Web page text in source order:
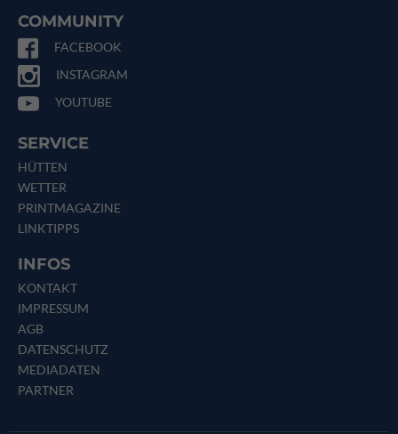
COMMUNITY
FACEBOOK
INSTAGRAM
YOUTUBE
SERVICE
HÜTTEN
WETTER
PRINTMAGAZINE
LINKTIPPS
INFOS
KONTAKT
IMPRESSUM
AGB
DATENSCHUTZ
MEDIADATEN
PARTNER